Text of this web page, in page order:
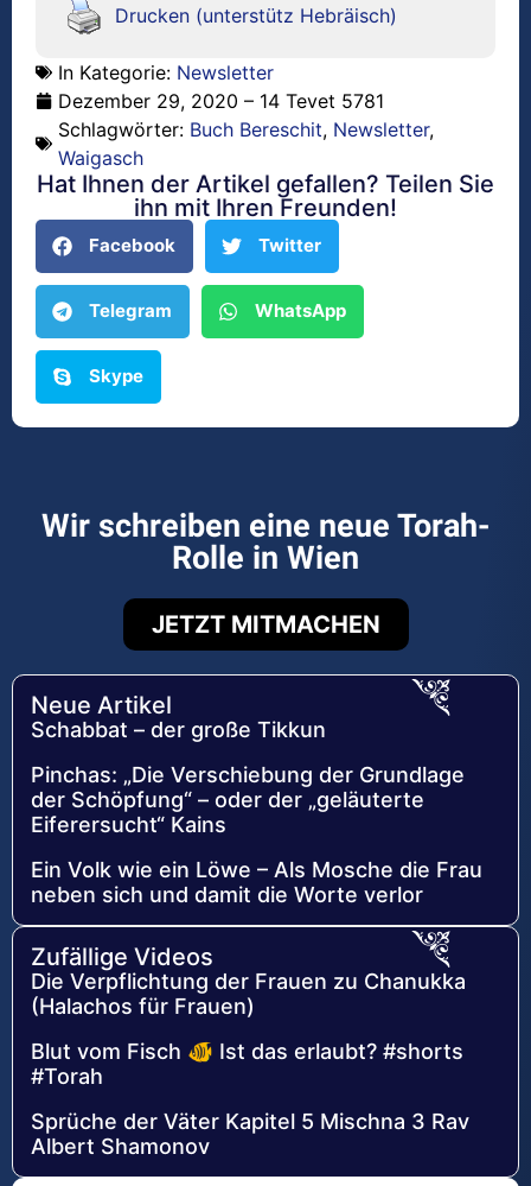
Drucken (unterstütz Hebräisch)
In Kategorie: Newsletter
Dezember 29, 2020 – 14 Tevet 5781
Schlagwörter: Buch Bereschit, Newsletter,
Waigasch
Hat Ihnen der Artikel gefallen? Teilen Sie
ihn mit Ihren Freunden!
Facebook Twitter
Telegram WhatsApp
Skype
Wir schreiben eine neue Torah-
Rolle in Wien
JETZT MITMACHEN
Neue Artikel
Schabbat – der große Tikkun
Pinchas: „Die Verschiebung der Grundlage
der Schöpfung“ – oder der „geläuterte
Eiferersucht“ Kains
Ein Volk wie ein Löwe – Als Mosche die Frau
neben sich und damit die Worte verlor
Zufällige Videos
Die Verpflichtung der Frauen zu Chanukka
(Halachos für Frauen)
Blut vom Fisch 🐠 Ist das erlaubt? #shorts
#Torah
Sprüche der Väter Kapitel 5 Mischna 3 Rav
Albert Shamonov